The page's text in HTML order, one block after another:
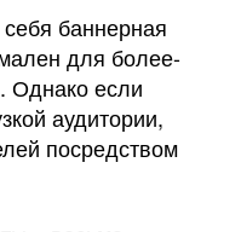
баннерная
для более-
Однако если
аудитории,
посредством